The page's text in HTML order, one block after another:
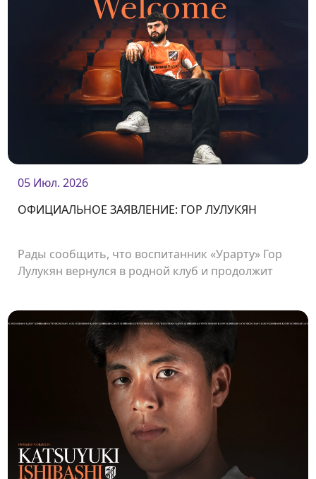
05 Июл. 2026
ОФИЦИАЛЬНОЕ ЗАЯВЛЕНИЕ: ГОР ЛУЛУКЯН
Рады сообщить, что воспитанник «Урарту» Гор
Лулукян вернулся в родной клуб и продолжит